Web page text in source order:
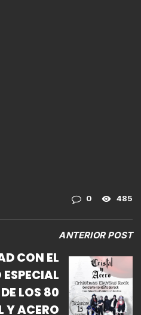
0 485
ANTERIOR POST
CON EL
LOS 80
Y ACERO